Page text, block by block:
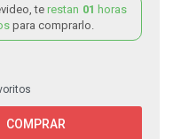
te restan 01 horas
para comprarlo.
COMPRAR